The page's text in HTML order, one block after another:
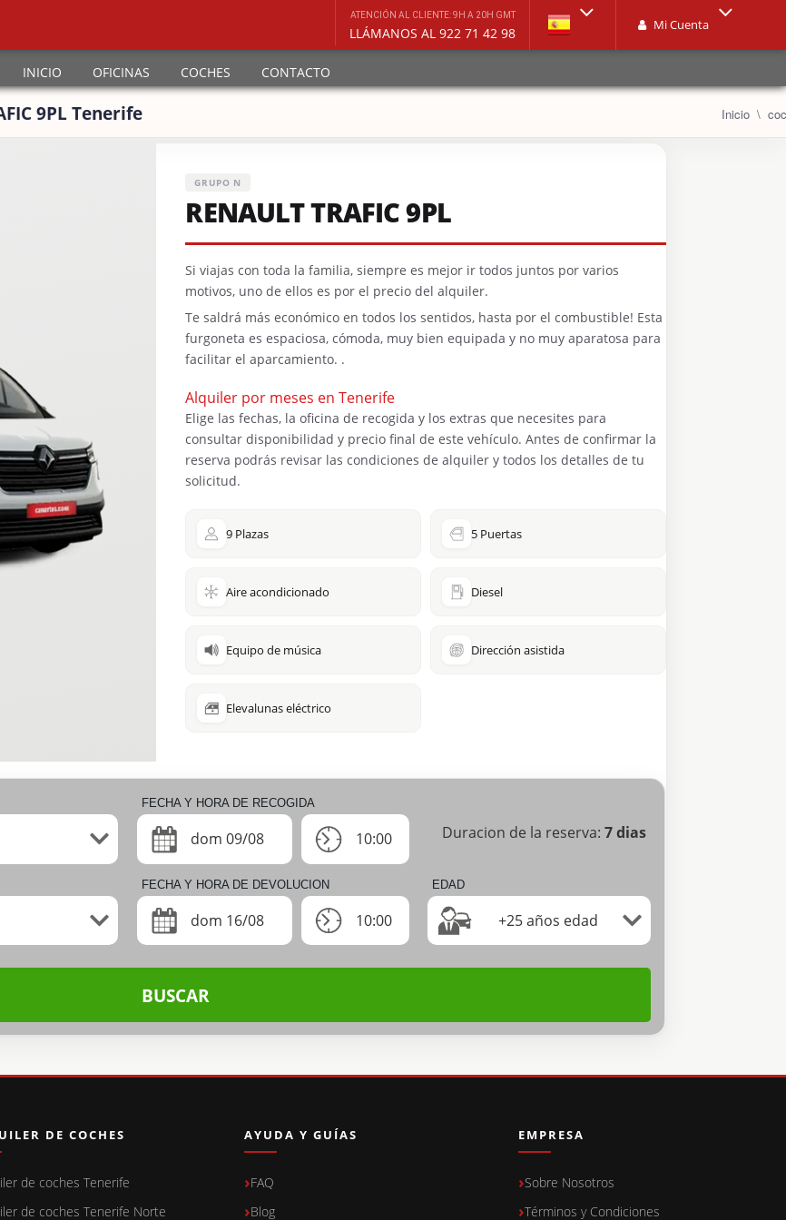
ATENCIÓN AL CLIENTE: 9H A 20H GMT
LLÁMANOS AL 922 71 42 98 Mi Cuenta
INICIO OFICINAS COCHES CONTACTO
9PL Tenerife Inicio
FECHA Y HORA DE RECOGIDA
dom 09/08 10:00 Duracion de la reserva: 7dias
FECHA Y HORA DE DEVOLUCION
dom 16/08 10:00
EDAD
+25 años edad
BUSCAR
GRUPO N
RENAULT TRAFIC 9PL
Si viajas con toda la familia, siempre es mejor ir todos juntos por varios
motivos, uno de ellos es por el precio del alquiler.
Te saldrá más económico en todos los sentidos, hasta por el combustible! Esta
furgoneta es espaciosa, cómoda, muy bien equipada y no muy aparatosa para
facilitar el aparcamiento. .
Alquiler por meses en Tenerife
Elige las fechas, la oficina de recogida y los extras que necesites para
consultar disponibilidad y precio final de este vehículo. Antes de confirmar la
reserva podrás revisar las condiciones de alquiler y todos los detalles de tu
solicitud.
9 Plazas 5 Puertas
Aire acondicionado Diesel
Equipo de música Dirección asistida
Elevalunas eléctrico
DE COCHES
de coches Tenerife
de coches Tenerife Norte
AYUDA Y GUÍAS
FAQ
Blog
EMPRESA
Sobre Nosotros
Términos y Condiciones